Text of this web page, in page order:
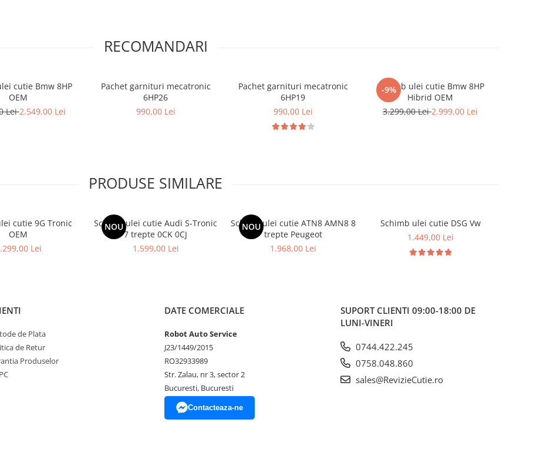
RECOMANDARI
cutie Bmw 8HP
OEM
Lei2.549,00 Lei
Pachet garnituri mecatronic
6HP26
990,00 Lei
Pachet garnituri mecatronic
6HP19
990,00 Lei
-9%
Schimb ulei cutie Bmw 8HP
Hibrid OEM
3.299,00 Lei2.999,00 Lei
PRODUSE SIMILARE
cutie 9G Tronic
OEM
Lei
NOU
Schimb ulei cutie Audi S-Tronic
7 trepte 0CK 0CJ
1.599,00 Lei
NOU
Schimb ulei cutie ATN8 AMN8 8
trepte Peugeot
1.968,00 Lei
Schimb ulei cutie DSG Vw
1.449,00 Lei
de Plata
de Retur
Produselor
DATE COMERCIALE
Robot Auto Service
J23/1449/2015
RO32933989
Str. Zalau, nr 3, sector 2
Bucuresti, Bucuresti
Contacteaza-ne
SUPORT CLIENTI 09:00-18:00 DE
LUNI-VINERI
0744.422.245
0758.048.860
sales@RevizieCutie.ro